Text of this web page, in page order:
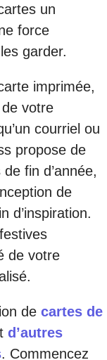
un
force
garder.
imprimée,
votre
courriel ou
propose de
fin d’année,
de
d’inspiration.
de votre
de cartes de
d’autres
. Commencez